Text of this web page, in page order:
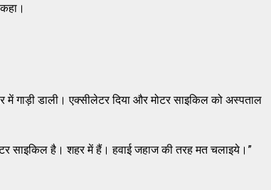
में गाड़ी डाली। एक्सीलेटर दिया और मोटर साइकिल को अस्पताल
साइकिल है। शहर में हैं। हवाई जहाज की तरह मत चलाइये।”